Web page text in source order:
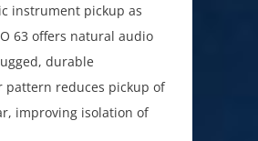
instrument pickup as
63 offers natural audio
durable
reduces pickup of
improving isolation of